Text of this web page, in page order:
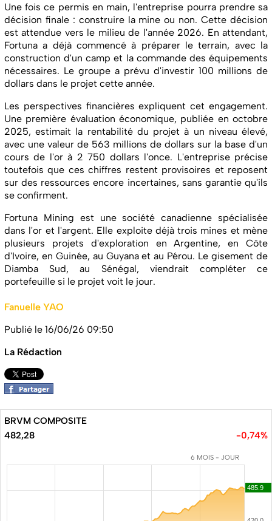
Une fois ce permis en main, l'entreprise pourra prendre sa
décision finale : construire la mine ou non. Cette décision
est attendue vers le milieu de l'année 2026. En attendant,
Fortuna a déjà commencé à préparer le terrain, avec la
construction d'un camp et la commande des équipements
nécessaires. Le groupe a prévu d'investir 100 millions de
dollars dans le projet cette année.
Les perspectives financières expliquent cet engagement.
Une première évaluation économique, publiée en octobre
2025, estimait la rentabilité du projet à un niveau élevé,
avec une valeur de 563 millions de dollars sur la base d'un
cours de l'or à 2 750 dollars l'once. L'entreprise précise
toutefois que ces chiffres restent provisoires et reposent
sur des ressources encore incertaines, sans garantie qu'ils
se confirment.
Fortuna Mining est une société canadienne spécialisée
dans l'or et l'argent. Elle exploite déjà trois mines et mène
plusieurs projets d'exploration en Argentine, en Côte
d'Ivoire, en Guinée, au Guyana et au Pérou. Le gisement de
Diamba Sud, au Sénégal, viendrait compléter ce
portefeuille si le projet voit le jour.
Fanuelle YAO
Publié le 16/06/26 09:50
La Rédaction
BRVM COMPOSITE
482,28
-0,74%
6 MOIS - JOUR